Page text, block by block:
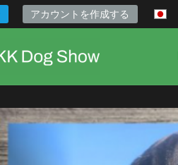
アカウントを作成する